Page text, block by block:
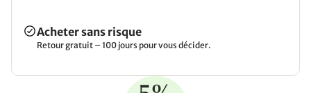
Acheter sans risque
Retour gratuit – 100 jours pour vous décider.